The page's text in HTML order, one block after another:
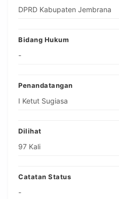
DPRD Kabupaten Jembrana
Bidang Hukum
-
Penandatangan
I Ketut Sugiasa
Dilihat
97 Kali
Catatan Status
-